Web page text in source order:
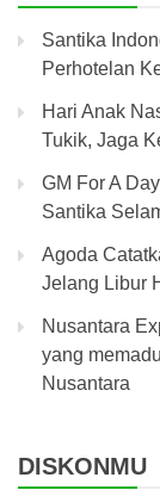
Santika
Perhotelan
Hari Anak
Tukik, Jaga
GM For A
Santika
Agoda
Jelang Libur
Nusantara
yang
Nusantara
DISKONMU